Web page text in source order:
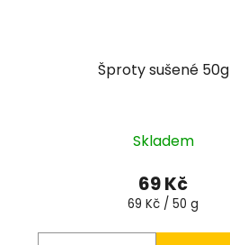
Šproty sušené 50g
Skladem
69 Kč
Měrná
69 Kč / 50 g